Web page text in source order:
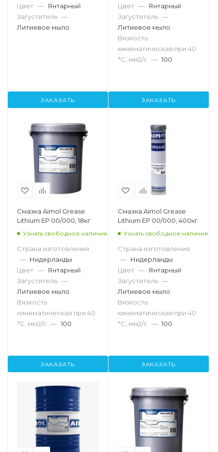
Цвет — Янтарный
Загуститель —
Литиевое мыло
ЗАКАЗАТЬ
Цвет — Янтарный
Загуститель —
Литиевое мыло
Вязкость
кинематическая при 40
°С, мм2/с — 100
ЗАКАЗАТЬ
Смазка Aimol Grease
Lithium EP 00/000, 18кг
Узнать свободное наличие
Страна изготовления
— Нидерланды
Цвет — Янтарный
Загуститель —
Литиевое мыло
Вязкость
кинематическая при 40
°С, мм2/с — 100
ЗАКАЗАТЬ
Смазка Aimol Grease
Lithium EP 00/000, 400кг
Узнать свободное наличие
Страна изготовления
— Нидерланды
Цвет — Янтарный
Загуститель —
Литиевое мыло
Вязкость
кинематическая при 40
°С, мм2/с — 100
ЗАКАЗАТЬ